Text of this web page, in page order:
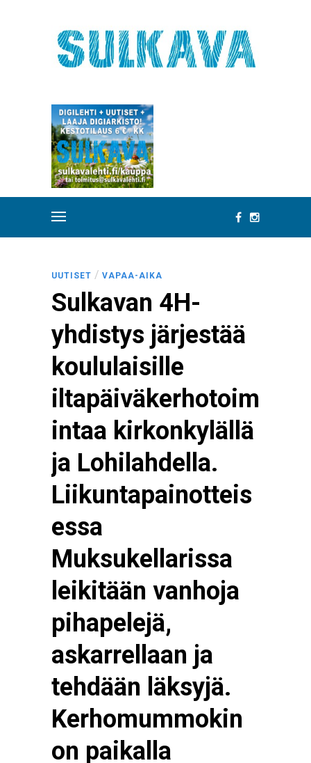
UUTISET / VAPAA-AIKA
Sulkavan 4H-
yhdistys järjestää
koululaisille
iltapäiväkerhotoim
intaa kirkonkylällä
ja Lohilahdella.
Liikuntapainotteis
essa
Muksukellarissa
leikitään vanhoja
pihapelejä,
askarrellaan ja
tehdään läksyjä.
Kerhomummokin
on paikalla